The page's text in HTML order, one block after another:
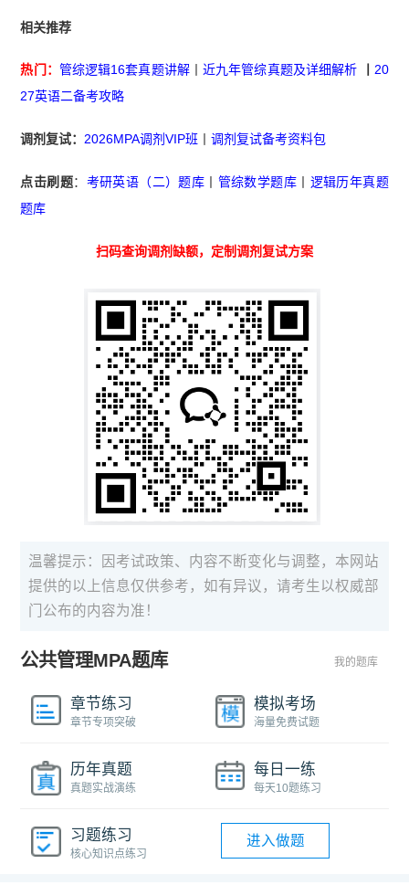
相关推荐
热门： 管综逻辑16套真题讲解丨近九年管综真题及详细解析
20
27英语二备考攻略
调剂复试：2026MPA调剂VIP班 丨调剂复试备考资料包
点击刷题： 考研英语（二）题库 管综数学题库
逻辑历年真题
题库
扫码查询调剂缺额，定制调剂复试方案
温馨提示：因考试政策、内容不断变化与调整，本网站
提供的以上信息仅供参考，如有异议，请考生以权威部
门公布的内容为准！
公共管理MPA题库 我的题库
章节练习
章节专项突破
模拟考场
海量免费试题
历年真题
真题实战演练
每日一练
每天10题练习
习题练习
核心知识点练习
进入做题